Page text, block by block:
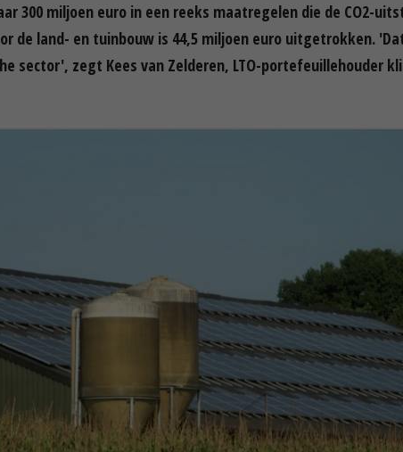
300 miljoen euro in een reeks maatregelen die de CO2-
de land- en tuinbouw is 44,5 miljoen euro uitgetrokken.
sector', zegt Kees van Zelderen, LTO-portefeuillehouder